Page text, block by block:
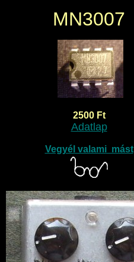
MN3007
2500 Ft
Adatlap
Vegyél valami mást